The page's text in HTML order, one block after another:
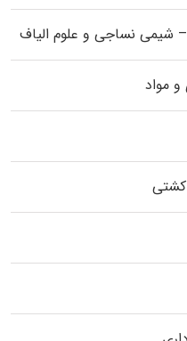
شیمی نساجی و علوم الیاف
مواد
کشتی